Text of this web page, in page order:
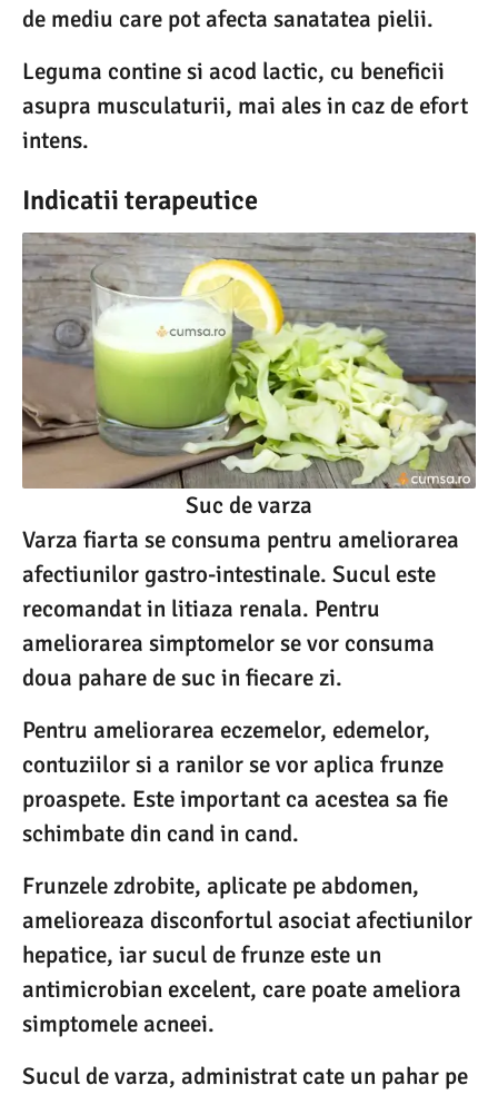
de mediu care pot afecta sanatatea pielii.
Leguma contine si acod lactic, cu beneficii
asupra musculaturii, mai ales in caz de efort
intens.
Indicatii terapeutice
Suc de varza
Varza fiarta se consuma pentru ameliorarea
afectiunilor gastro-intestinale. Sucul este
recomandat in litiaza renala. Pentru
ameliorarea simptomelor se vor consuma
doua pahare de suc in fiecare zi.
Pentru ameliorarea eczemelor, edemelor,
contuziilor si a ranilor se vor aplica frunze
proaspete. Este important ca acestea sa fie
schimbate din cand in cand.
Frunzele zdrobite, aplicate pe abdomen,
amelioreaza disconfortul asociat afectiunilor
hepatice, iar sucul de frunze este un
antimicrobian excelent, care poate ameliora
simptomele acneei.
Sucul de varza, administrat cate un pahar pe